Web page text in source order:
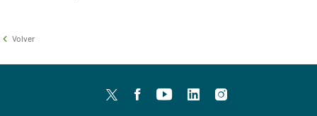
Volver
TwitterfacebookyoutubeLinkedInInstagram